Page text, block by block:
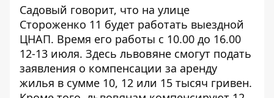
Садовый говорит, что на улице
Стороженко 11 будет работать выездной
ЦНАП. Время его работы с 10.00 до 16.00
12-13 июля. Здесь львовяне смогут подать
заявления о компенсации за аренду
жилья в сумме 10, 12 или 15 тысяч гривен.